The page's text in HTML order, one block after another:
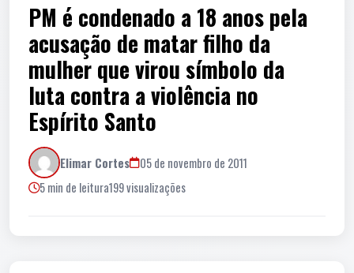
PM é condenado a 18 anos pela
acusação de matar filho da
mulher que virou símbolo da
luta contra a violência no
Espírito Santo
Elimar Cortes
05 de novembro de 2011
5 min de leitura199 visualizações